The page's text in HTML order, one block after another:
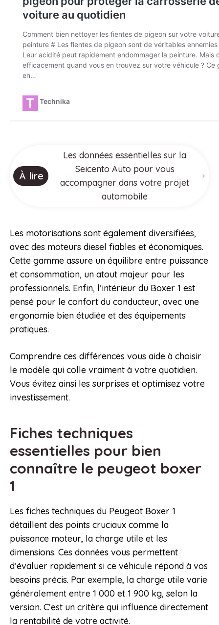
À lire
Les données essentielles sur la
Seicento Auto pour vous
accompagner dans votre projet
automobile
Les motorisations sont également diversifiées,
avec des moteurs diesel fiables et économiques.
Cette gamme assure un équilibre entre puissance
et consommation, un atout majeur pour les
professionnels. Enfin, l’intérieur du Boxer 1 est
pensé pour le confort du conducteur, avec une
ergonomie bien étudiée et des équipements
pratiques.
Comprendre ces différences vous aide à choisir
le modèle qui colle vraiment à votre quotidien.
Vous évitez ainsi les surprises et optimisez votre
investissement.
Fiches techniques
essentielles pour bien
connaître le peugeot boxer
1
Les fiches techniques du Peugeot Boxer 1
détaillent des points cruciaux comme la
puissance moteur, la charge utile et les
dimensions. Ces données vous permettent
d’évaluer rapidement si ce véhicule répond à vos
besoins précis. Par exemple, la charge utile varie
généralement entre 1 000 et 1 900 kg, selon la
version. C’est un critère qui influence directement
la rentabilité de votre activité.